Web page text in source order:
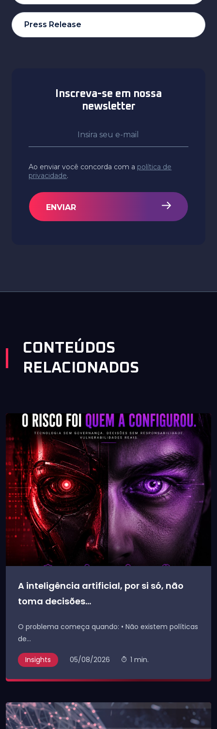
Press Release
Inscreva-se em nossa
newsletter
Ao enviar você concorda com a política de
privacidade.
ENVIAR
CONTEÚDOS
RELACIONADOS
A inteligência artificial, por si só, não
toma decisões...
O problema começa quando: • Não existem políticas
de...
Insights 05/08/2026 1 min.